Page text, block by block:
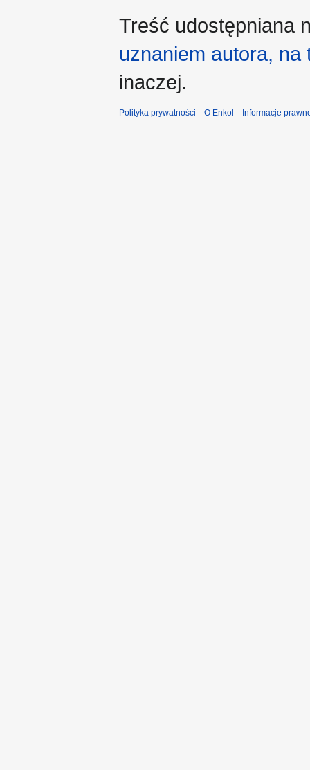
Treść udostępniana
uznaniem autora,
inaczej.
Polityka prywatności O Enkol Informacje